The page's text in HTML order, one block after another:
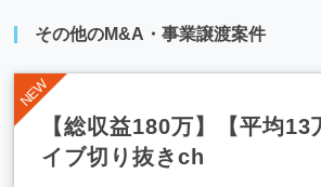
その他のM&A・事業譲渡案件
【総収益180万】【平均13
イブ切り抜きch